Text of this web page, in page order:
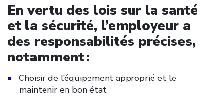
En vertu des lois sur la santé
et la sécurité, l’employeur a
des responsabilités précises,
notamment :
Choisir de l’équipement approprié et le
maintenir en bon état